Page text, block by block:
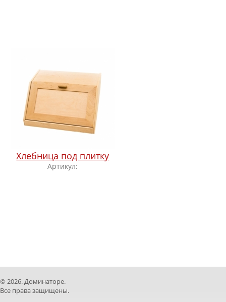
Хлебница под плитку
Артикул:
© 2026. Доминаторе.
Все права защищены.